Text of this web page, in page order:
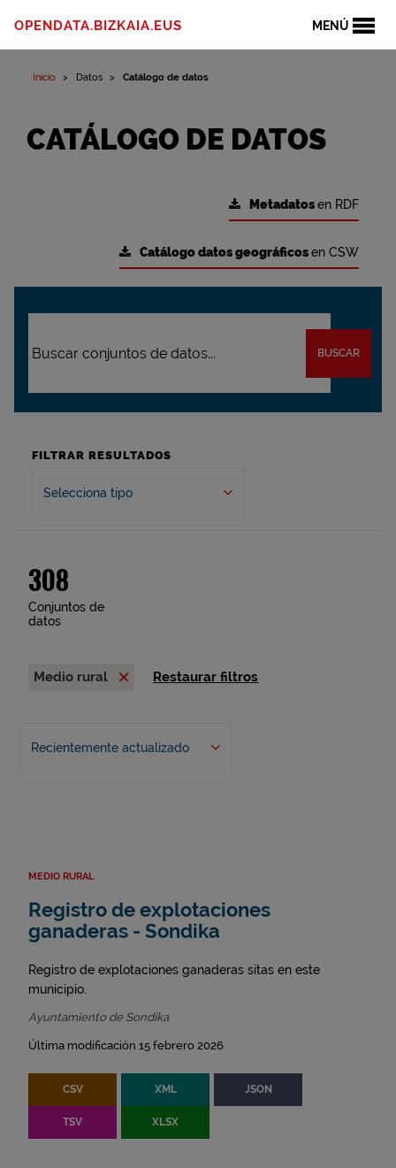
MENÚ
OPENDATA.BIZKAIA.EUS
Inicio Datos Catálogo de datos
CATÁLOGO DE DATOS
Metadatosen RDF
Catálogo datos geográficosen CSW
BUSCAR
FILTRAR RESULTADOS
Selecciona tipo
308
Conjuntos de
datos
Medio rural Restaurar filtros
Recientemente actualizado
MEDIO RURAL
Registro de explotaciones
ganaderas - Sondika
Registro de explotaciones ganaderas sitas en este
municipio.
Ayuntamiento de Sondika
Última modificación 15 febrero 2026
CSV XML JSON
TSV XLSX